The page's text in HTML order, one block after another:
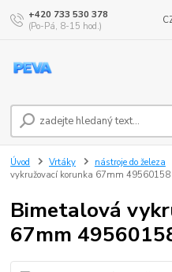
+420 733 530 378
(Po-Pá, 8-15 hod.)
Úvod Vrtáky nástroje do železa
vykružovací korunka 67mm
Bimetalová
67mm